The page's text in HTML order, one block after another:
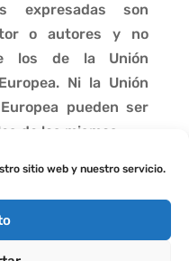
sitio web y nuestro servicio.
expresadas son
o autores y no
los de la Unión
Ni la Unión
pueden ser
de las mismas.